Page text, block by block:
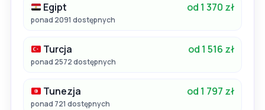
Egipt od 1 370 zł
ponad 2091 dostępnych
Turcja od 1 516 zł
ponad 2572 dostępnych
Tunezja od 1 797 zł
ponad 721 dostępnych